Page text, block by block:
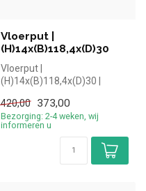
Vloerput |
(H)14x(B)118,4x(D)30
Vloerput |
(H)14x(B)118,4x(D)30 |
de horeca. Overzi...
420,00 373,00
Bezorging: 2-4 weken, wij
informeren u